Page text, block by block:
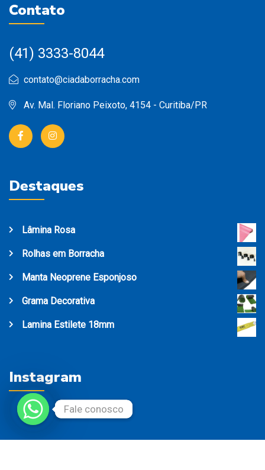
Contato
(41) 3333-8044
contato@ciadaborracha.com
Av. Mal. Floriano Peixoto, 4154 - Curitiba/PR
Destaques
Lâmina Rosa
Rolhas em Borracha
Manta Neoprene Esponjoso
Grama Decorativa
Lamina Estilete 18mm
Instagram
Fale conosco
Fale conosco